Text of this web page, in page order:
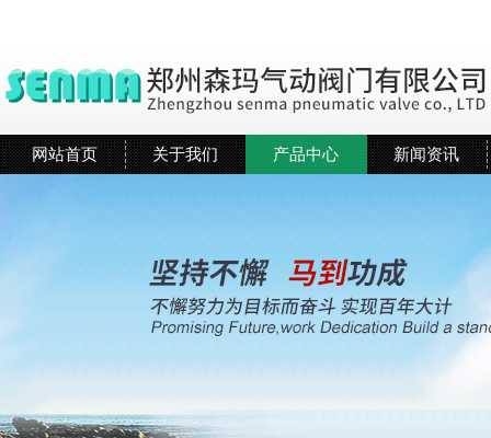
网站首页 关于我们 产品中心 新闻资讯